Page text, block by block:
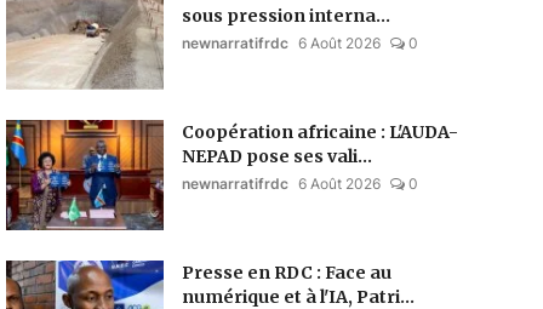
sous pression interna...
newnarratifrdc 6 Août 2026 0
Coopération africaine : L'AUDA-
NEPAD pose ses vali...
newnarratifrdc 6 Août 2026 0
Presse en RDC : Face au
numérique et à l'IA, Patri...